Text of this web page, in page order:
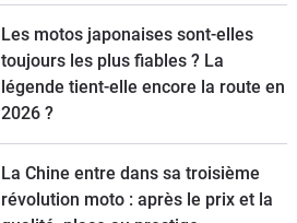
Les motos japonaises sont-elles
toujours les plus fiables ? La
légende tient-elle encore la route en
2026 ?
La Chine entre dans sa troisième
révolution moto : après le prix et la